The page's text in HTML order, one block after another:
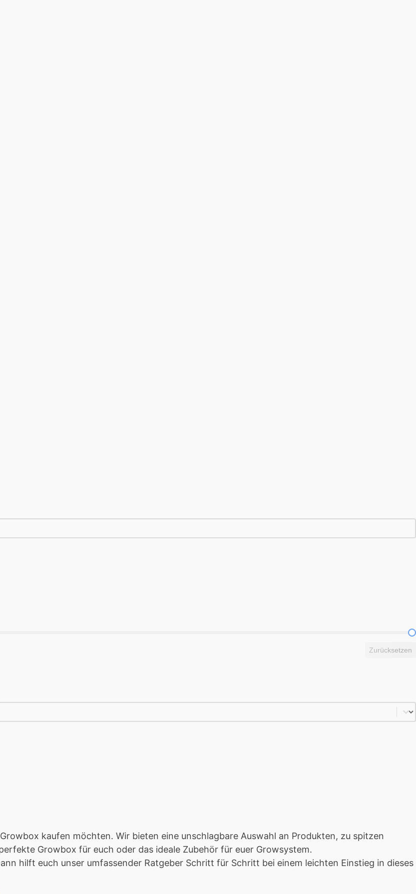
Zurücksetzen
kaufen möchten. Wir bieten eine unschlagbare Auswahl an Produkten, zu spitzen
Growbox für euch oder das ideale Zubehör für euer Growsystem.
hilft euch unser umfassender Ratgeber Schritt für Schritt bei einem leichten Einstieg in dieses